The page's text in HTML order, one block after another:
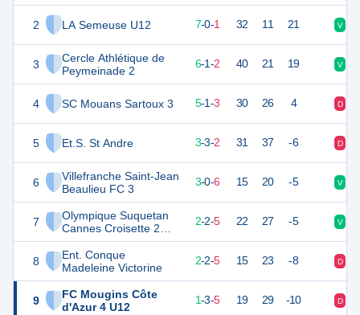
2 LA Semeuse U12
3
Cercle Athlétique de
Peymeinade 2
4 SC Mouans Sartoux 3
5 Et.S. St Andre
6
Villefranche Saint-Jean
Beaulieu FC 3
7
Olympique Suquetan
Cannes Croisette 2
U12
8
Ent. Conque
Madeleine Victorine
9
FC Mougins Côte
d'Azur 4 U12
21 7-0-1 32 11 21 V
19 6-1-2 40 21 19 V
16 9 5-1-3 30 26 4 D
3-3-2 31 37 -6 D
9 9 3-0-6 15 20 -5 V
8 2-2-5 22 27 -5 V
8 2-2-5 15 23 -8 D
6 1-3-5 19 29 -10 D